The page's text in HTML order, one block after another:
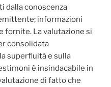
dalla conoscenza
informazioni
fornite. La valutazione si
consolidata
superfluità e sulla
è insindacabile in
di fatto che